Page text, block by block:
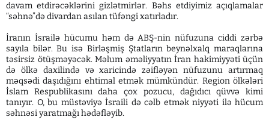
davam etdirəcəklərini gizlətmirlər. Bəhs etdiyimiz açıqlamalar
“səhnə”də divardan asılan tüfəngi xatırladır.
İranın İsrailə hücumu həm də ABŞ-nin nüfuzuna ciddi zərbə
sayıla bilər. Bu isə Birləşmiş Ştatların beynəlxalq maraqlarına
təsirsiz ötüşməyəcək. Məlum əməliyyatın İran hakimiyyəti üçün
də ölkə daxilində və xaricində zəifləyən nüfuzunu artırmaq
məqsədi daşıdığını ehtimal etmək mümkündür. Region ölkələri
İslam Respublikasını daha çox pozucu, dağıdıcı qüvvə kimi
tanıyır. O, bu müstəviyə İsraili də cəlb etmək niyyəti ilə hücum
səhnəsi yaratmağı hədəfləyib.